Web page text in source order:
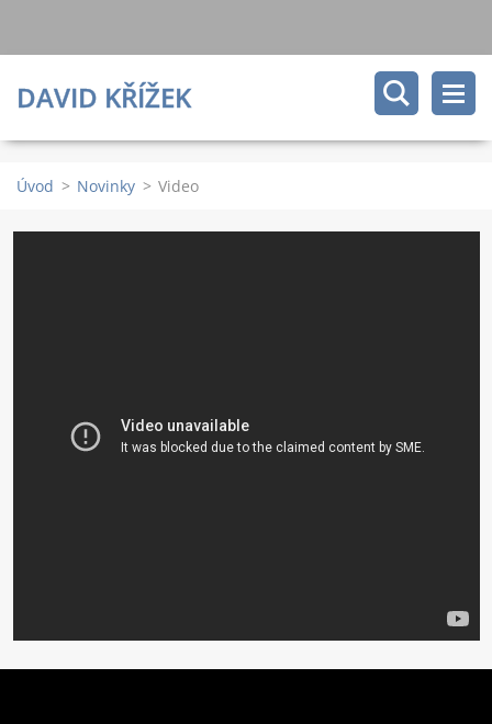
DAVID KŘÍŽEK
Úvod > Novinky > Video